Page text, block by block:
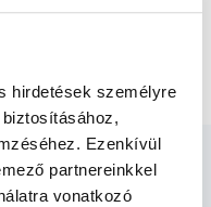
hirdetések személyre
Ezenkívül
partnereinkkel
vonatkozó
MR vizsgálat